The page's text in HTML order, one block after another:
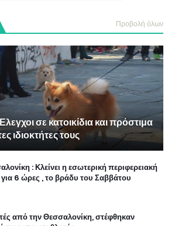
Προβολή όλων
σε κατοικίδια και πρόστιμα
ιδιοκτήτες τους
: Κλείνει η εσωτερική περιφερειακή
6 ώρες , το βράδυ του Σαββάτου
από την Θεσσαλονίκη, στέφθηκαν